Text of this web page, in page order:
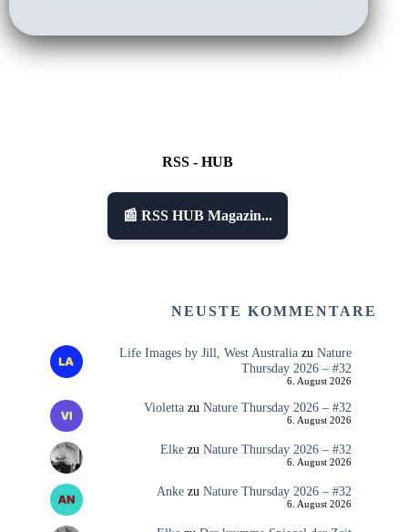
RSS - HUB
📰 RSS HUB Magazin...
NEUSTE KOMMENTARE
Life Images by Jill, West Australiazu Nature
Thursday 2026 – #32
6. August 2026
Violettazu Nature Thursday 2026 – #32
6. August 2026
Elkezu Nature Thursday 2026 – #32
6. August 2026
Ankezu Nature Thursday 2026 – #32
6. August 2026